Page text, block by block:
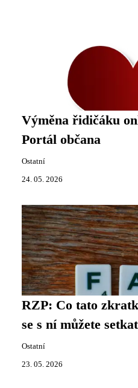
Výměna řidičáku
Portál občana
Ostatní
24. 05. 2026
RZP: Co tato
se s ní můžete setkat
Ostatní
23. 05. 2026